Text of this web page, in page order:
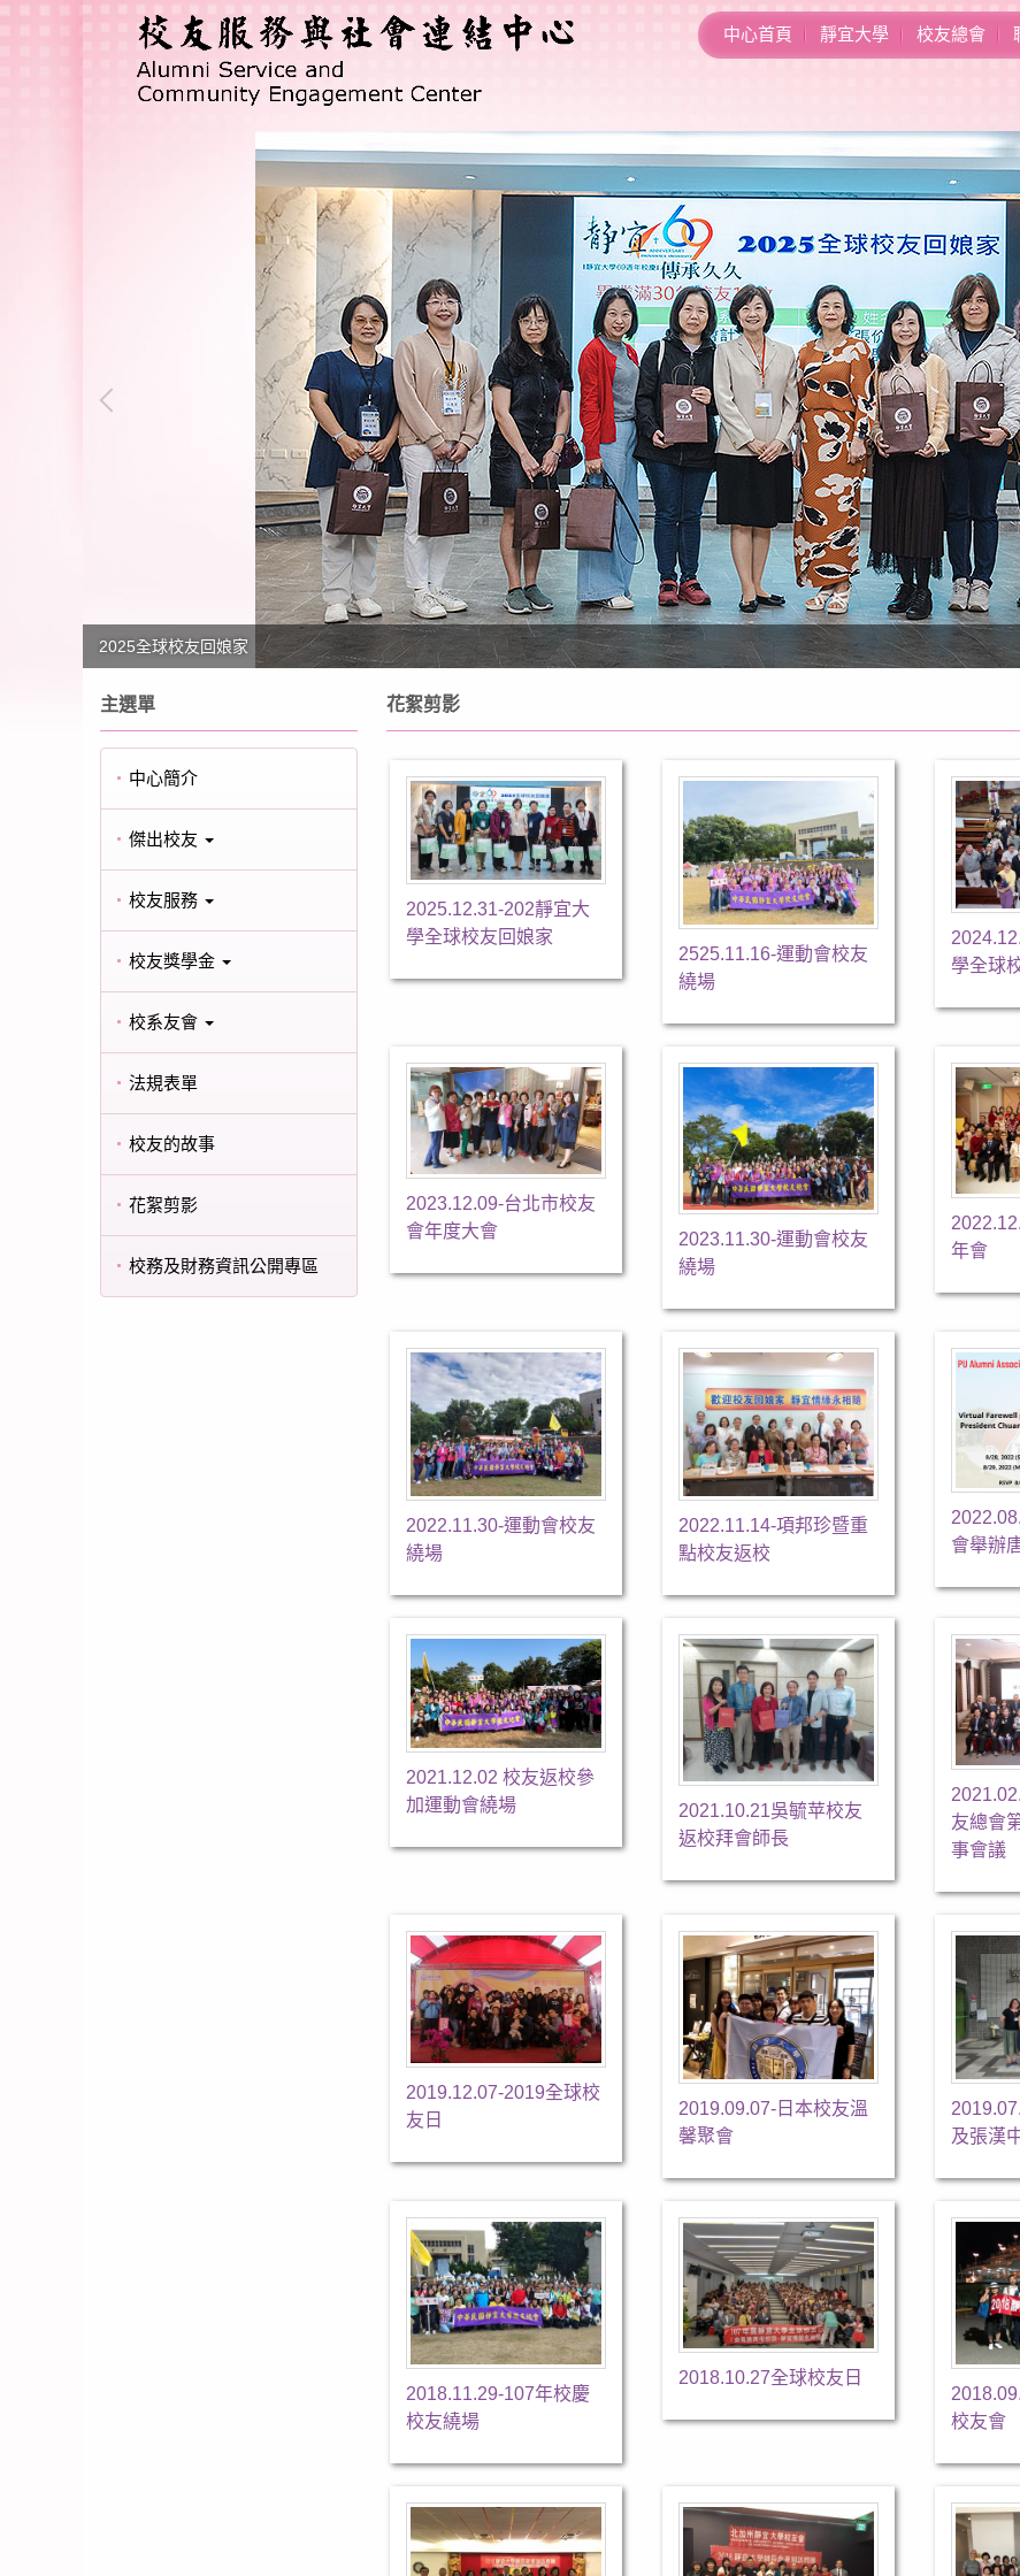
中心首頁 靜宜大學 校友總會
2025全球校友回娘家
主選單
中心簡介
傑出校友
校友服務
校友獎學金
校系友會
法規表單
校友的故事
花絮剪影
校務及財務資訊公開專區
花絮剪影
2025.12.31-202靜宜大
學全球校友回娘家
2525.11.16-運動會校友
繞場
學全球
2023.12.09-台北市校友
會年度大會
2023.11.30-運動會校友
繞場
年會
2022.11.30-運動會校友
繞場
2022.11.14-項邦珍暨重
點校友返校
會舉辦
2021.12.02 校友返校參
加運動會繞場
2021.10.21吳毓苹校友
返校拜會師長
友總會
事會議
2019.12.07-2019全球校
友日
2019.09.07-日本校友溫
馨聚會
及張漢
2018.11.29-107年校慶
校友繞場
2018.10.27全球校友日
校友會